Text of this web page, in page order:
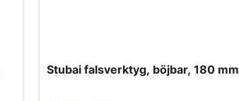
Stubai falsverktyg, böjbar, 180 mm